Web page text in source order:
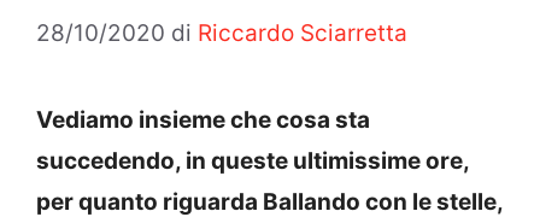
28/10/2020 di Riccardo Sciarretta
Vediamo insieme che cosa sta
succedendo, in queste ultimissime ore,
per quanto riguarda Ballando con le stelle,